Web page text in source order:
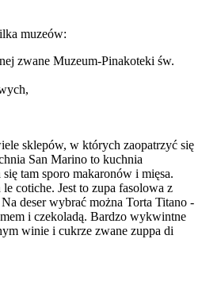
muzeów:
zwane Muzeum-Pinakoteki św.
sklepów, w których zaopatrzyć się
San Marino to kuchnia
tam sporo makaronów i mięsa.
cotiche. Jest to zupa fasolowa z
deser wybrać można Torta Titano -
i czekoladą. Bardzo wykwintne
winie i cukrze zwane zuppa di